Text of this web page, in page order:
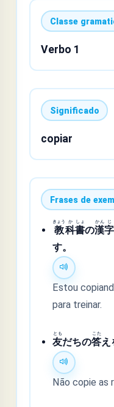
Classe
Verbo 1
Significado
copiar
Frases de
教
きょう
科
か
書
しょ
の漢
かん
字
じ
す。
Estou
para treinar.
友
とも
だちの答
こた
え
Não copie as